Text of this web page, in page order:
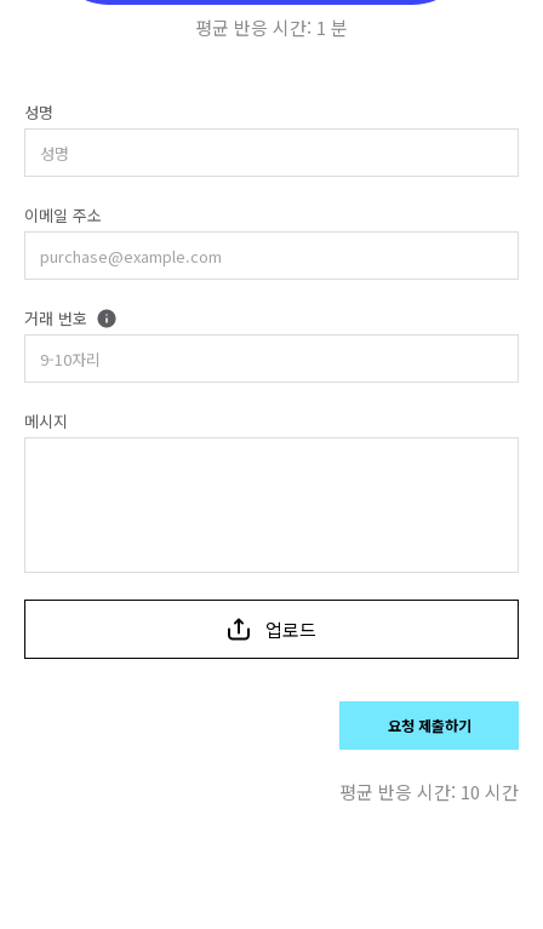
평균 반응 시간: 1 분
성명
이메일 주소
거래 번호
메시지
업로드
요청 제출하기
평균 반응 시간: 10 시간